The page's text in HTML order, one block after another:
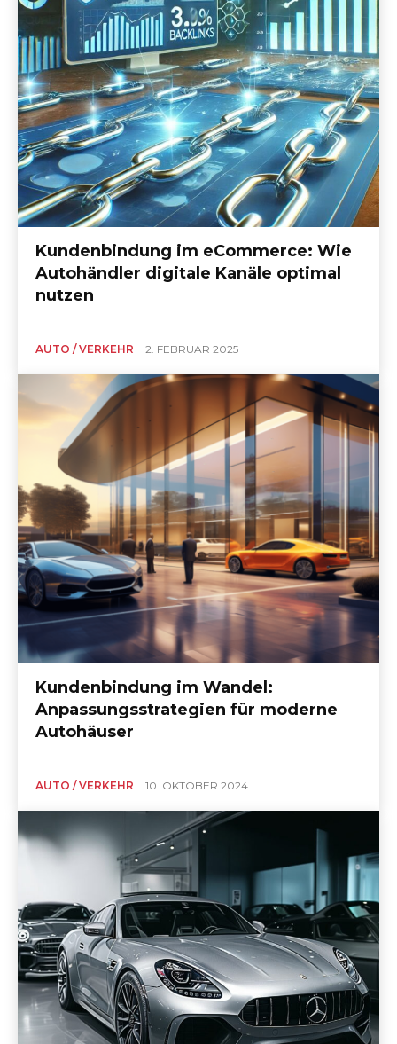
Kundenbindung im eCommerce: Wie
Autohändler digitale Kanäle optimal
nutzen
AUTO / VERKEHR 2. FEBRUAR 2025
Kundenbindung im Wandel:
Anpassungsstrategien für moderne
Autohäuser
AUTO / VERKEHR 10. OKTOBER 2024